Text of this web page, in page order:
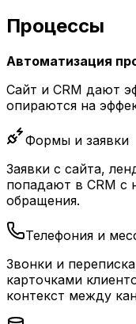
Процессы
Автоматизация
Сайт и CRM дают
опираются на
Формы и заявки
Заявки с сайта,
попадают в CRM с
обращения.
Телефония и
Звонки и
карточками
контекст между